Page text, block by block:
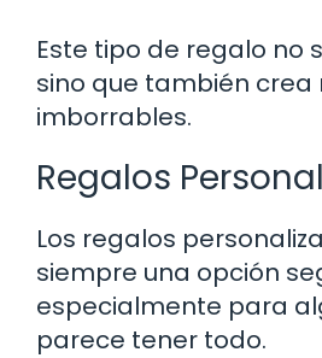
Este tipo de regalo no
sino que también crea
imborrables.
Regalos
Los regalos
siempre una opción
especialmente para
parece tener todo.